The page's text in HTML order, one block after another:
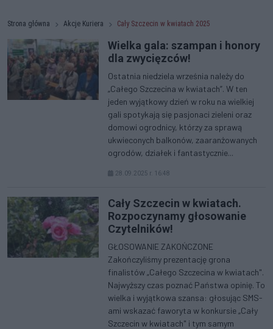
Strona główna Akcje Kuriera Cały Szczecin w kwiatach 2025
Wielka gala: szampan i honory
dla zwycięzców!
Ostatnia niedziela września należy do
„Całego Szczecina w kwiatach”. W ten
jeden wyjątkowy dzień w roku na wielkiej
gali spotykają się pasjonaci zieleni oraz
domowi ogrodnicy, którzy za sprawą
ukwieconych balkonów, zaaranżowanych
ogrodów, działek i fantastycznie...
28.09.2025 r. 16:48
Cały Szczecin w kwiatach.
Rozpoczynamy głosowanie
Czytelników!
GŁOSOWANIE ZAKOŃCZONE
Zakończyliśmy prezentację grona
finalistów „Całego Szczecina w kwiatach".
Najwyższy czas poznać Państwa opinię. To
wielka i wyjątkowa szansa: głosując SMS-
ami wskazać faworyta w konkursie „Cały
Szczecin w kwiatach" i tym samym